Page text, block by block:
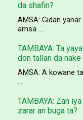
da shafin?
AMSA: Gidan
amsa ...
TAMBAYA: Ta
don tallan da nake
AMSA: A kowane
...
TAMBAYA: Zan
zarar an buga ta?